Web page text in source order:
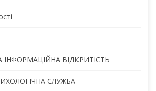
ІНФОРМАЦІЙНА ВІДКРИТІСТЬ
СЛУЖБА